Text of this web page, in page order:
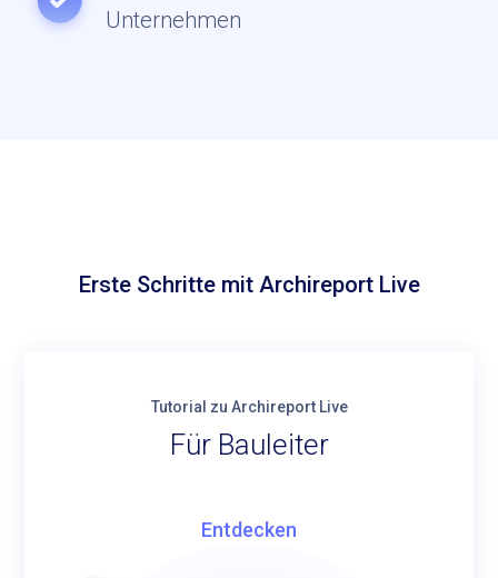
Unternehmen
Erste Schritte mit Archireport Live
Tutorial zu Archireport Live
Für Bauleiter
Entdecken